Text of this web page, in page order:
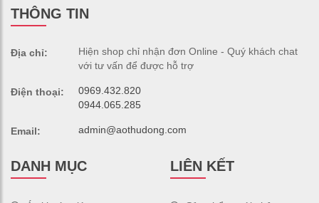
THÔNG TIN
Địa chỉ:
Hiện shop chỉ nhận đơn Online - Quý khách chat
với tư vấn để được hỗ trợ
Điện thoại:
0969.432.820
0944.065.285
Email: admin@aothudong.com
DANH MỤC LIÊN KẾT